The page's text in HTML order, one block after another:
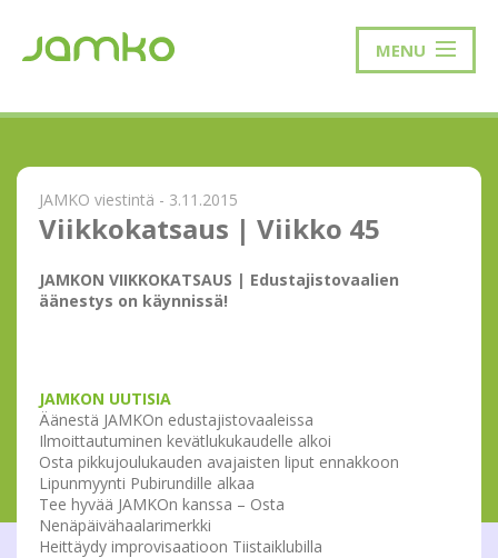
MENU
JAMKO viestintä - 3.11.2015
Viikkokatsaus | Viikko 45
JAMKON VIIKKOKATSAUS | Edustajistovaalien
äänestys on käynnissä!
JAMKON UUTISIA
Äänestä JAMKOn edustajistovaaleissa
Ilmoittautuminen kevätlukukaudelle alkoi
Osta pikkujoulukauden avajaisten liput ennakkoon
Lipunmyynti Pubirundille alkaa
Tee hyvää JAMKOn kanssa – Osta
Nenäpäivähaalarimerkki
Heittäydy improvisaatioon Tiistaiklubilla